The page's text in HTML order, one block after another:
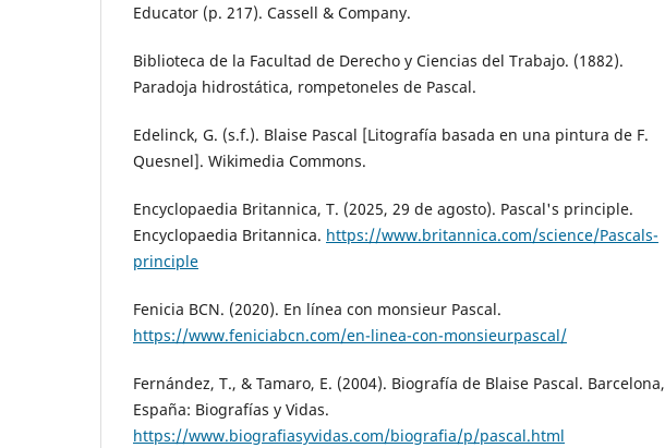
Educator (p. 217). Cassell & Company.
Biblioteca de la Facultad de Derecho y Ciencias del Trabajo. (1882).
Paradoja hidrostática, rompetoneles de Pascal.
Edelinck, G. (s.f.). Blaise Pascal [Litografía basada en una pintura de F.
Quesnel]. Wikimedia Commons.
Encyclopaedia Britannica, T. (2025, 29 de agosto). Pascal's principle.
Encyclopaedia Britannica. https://www.britannica.com/science/Pascals-
principle
Fenicia BCN. (2020). En línea con monsieur Pascal.
https://www.feniciabcn.com/en-linea-con-monsieurpascal/
Fernández, T., & Tamaro, E. (2004). Biografía de Blaise Pascal. Barcelona,
España: Biografías y Vidas.
https://www.biografiasyvidas.com/biografia/p/pascal.html